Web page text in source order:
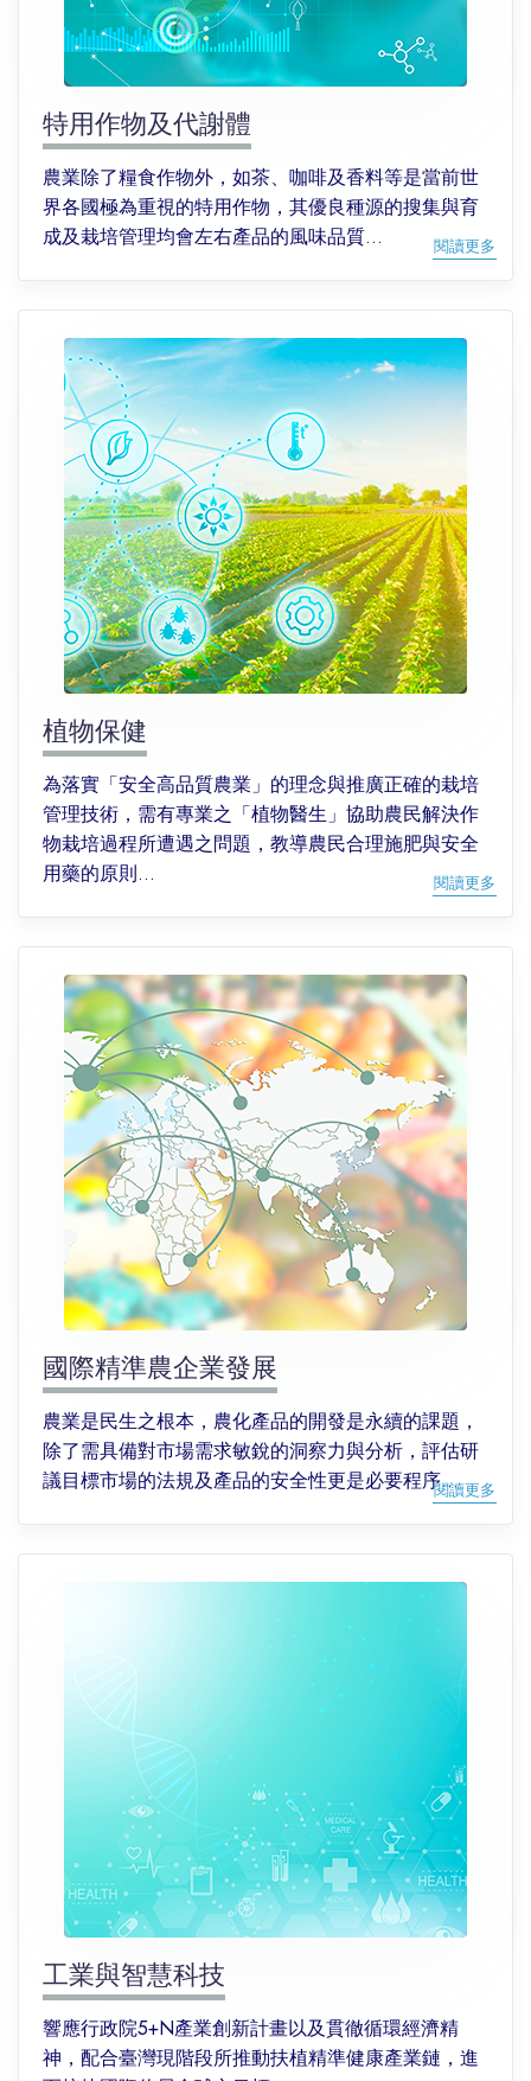
特用作物及代謝體
農業除了糧食作物外，如茶、咖啡及香料等是當前世
界各國極為重視的特用作物，其優良種源的搜集與育
成及栽培管理均會左右產品的風味品質...
閱讀更多
植物保健
為落實「安全高品質農業」的理念與推廣正確的栽培
管理技術，需有專業之「植物醫生」協助農民解決作
物栽培過程所遭遇之問題，教導農民合理施肥與安全
用藥的原則...
閱讀更多
國際精準農企業發展
農業是民生之根本，農化產品的開發是永續的課題，
除了需具備對市場需求敏銳的洞察力與分析，評估研
議目標市場的法規及產品的安全性更是必要程序...閱讀更多
工業與智慧科技
響應行政院5+N產業創新計畫以及貫徹循環經濟精
神，配合臺灣現階段所推動扶植精準健康產業鏈，進